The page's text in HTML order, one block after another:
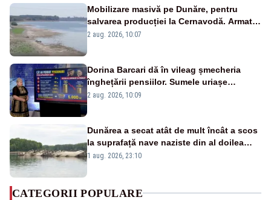
Mobilizare masivă pe Dunăre, pentru
salvarea producției la Cernavodă. Armata
va detona o stâncă și va devia apa
2 aug. 2026, 10:07
Dorina Barcari dă în vileag șmecheria
înghețării pensiilor. Sumele uriașe
pierdute de fiecare român
2 aug. 2026, 10:09
Dunărea a secat atât de mult încât a scos
la suprafață nave naziste din al doilea
război mondial
1 aug. 2026, 23:10
CATEGORII POPULARE